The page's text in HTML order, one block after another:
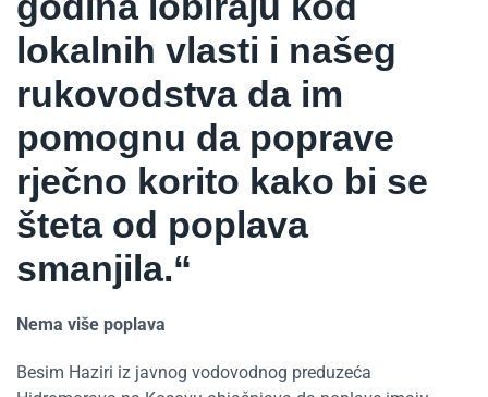
lokalnih vlasti i našeg
rukovodstva da im
pomognu da poprave
rječno korito kako bi se
šteta od poplava
smanjila.“
Nema više poplava
Besim Haziri iz javnog vodovodnog preduzeća